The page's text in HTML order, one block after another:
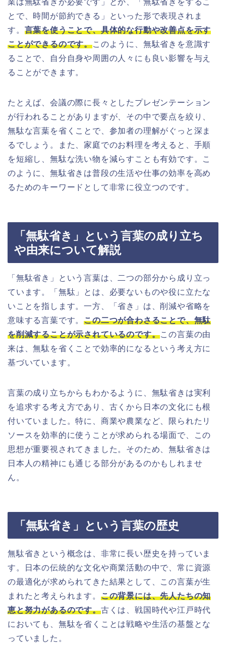
業は無駄省きが必要です」とか、「無駄省きをするこ
とで、時間が節約できる」といった形で表現されま
す。 言葉を使うことで、具体的な行動や改善点を示す
ことができるのです。このように、無駄省きを意識す
ることで、自分自身や周囲の人々にも良い影響を与え
ることができます。
たとえば、会議の際に長々としたプレゼンテーション
が行われることがありますが、その中で要点を絞り、
無駄な言葉を省くことで、参加者の理解がぐっと深ま
るでしょう。また、家庭でのお料理を考えると、手順
を短縮し、無駄な洗い物を減らすことも有効です。こ
のように、無駄省きは普段の生活や仕事の効率を高め
るためのキーワードとして非常に役立つのです。
「無駄省き」という言葉の成り立ち
や由来について解説
「無駄省き」という言葉は、二つの部分から成り立っ
ています。「無駄」とは、必要ないものや役に立たな
いことを指します。一方、「省き」は、削減や省略を
意味する言葉です。この二つが合わさることで、無駄
を削減することが示されているのです。この言葉の由
来は、無駄を省くことで効率的になるという考え方に
基づいています。
言葉の成り立ちからもわかるように、無駄省きは実利
を追求する考え方であり、古くから日本の文化にも根
付いていました。特に、商業や農業など、限られたリ
ソースを効率的に使うことが求められる場面で、この
思想が重要視されてきました。そのため、無駄省きは
日本人の精神にも通じる部分があるのかもしれませ
ん。
「無駄省き」という言葉の歴史
無駄省きという概念は、非常に長い歴史を持っていま
す。日本の伝統的な文化や商業活動の中で、常に資源
の最適化が求められてきた結果として、この言葉が生
まれたと考えられます。 この背景には、先人たちの知
恵と努力があるのです。古くは、戦国時代や江戸時代
においても、無駄を省くことは戦略や生活の基盤とな
っていました。